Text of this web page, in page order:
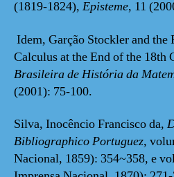
(1819-1824), Episteme, 11
Idem, Garção Stockler and the
Calculus at the End of the 18th
Brasileira de História da
(2001): 75-100.
Silva, Inocêncio Francisco da,
Bibliographico Portuguez,
Nacional, 1859): 354~358, e